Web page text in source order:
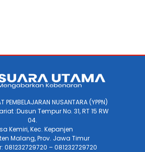
PEMBELAJARAN NUSANTARA (YPPN)
:Dusun Tempur No. 31, RT 15 RW
04.
Kemiri, Kec. Kepanjen
Malang, Prov. Jawa Timur
081232729720 – 081232729720